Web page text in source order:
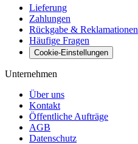
Lieferung
Zahlungen
Rückgabe & Reklamationen
Häufige Fragen
Cookie-Einstellungen
Unternehmen
Über uns
Kontakt
Öffentliche Aufträge
AGB
Datenschutz